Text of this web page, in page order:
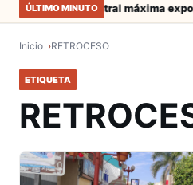
ÚLTIMO MINUTO
Charito Mistral máxima
Inicio RETROCESO
ETIQUETA